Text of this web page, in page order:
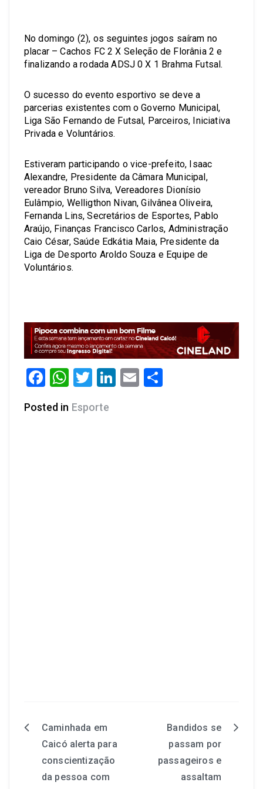
No domingo (2), os seguintes jogos saíram no
placar – Cachos FC 2 X Seleção de Florânia 2 e
finalizando a rodada ADSJ 0 X 1 Brahma Futsal.
O sucesso do evento esportivo se deve a
parcerias existentes com o Governo Municipal,
Liga São Fernando de Futsal, Parceiros, Iniciativa
Privada e Voluntários.
Estiveram participando o vice-prefeito, Isaac
Alexandre, Presidente da Câmara Municipal,
vereador Bruno Silva, Vereadores Dionísio
Eulâmpio, Welligthon Nivan, Gilvânea Oliveira,
Fernanda Lins, Secretários de Esportes, Pablo
Araújo, Finanças Francisco Carlos, Administração
Caio César, Saúde Edkátia Maia, Presidente da
Liga de Desporto Aroldo Souza e Equipe de
Voluntários.
Facebook
WhatsApp
Twitter
LinkedIn
Email
Posted in Esporte
Caminhada em
Caicó alerta para
conscientização
da pessoa com
Bandidos se
passam por
passageiros e
assaltam